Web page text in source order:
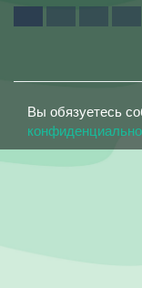
Вы обязуетесь